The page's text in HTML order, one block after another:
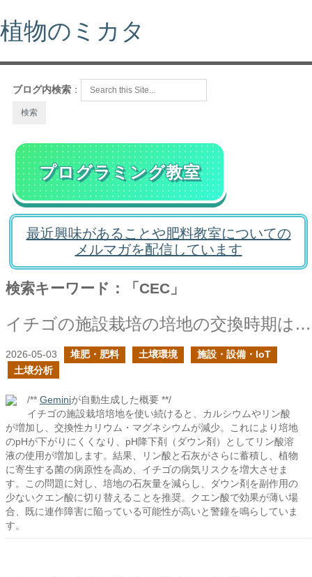
植物のミカタ
ブログ内検索 ：
プログラミング教室
最近興味があることや肥料教室についての
メルマガを配信しています
検索キーワード：「CEC」
イチゴの施設栽培の培地の交換時期はどのように判断すれば良い？の続きの続き
2026-05-03 堆肥・肥料 土壌環境
施設・設備・IoT
土壌分析
/** Geminiが自動生成した概要 **/
イチゴの施設栽培培地を使い続けると、カルシウムやリン酸
が増加し、交換性カリウム・マグネシウムが減少。これにより培地
のpHが下がりにくくなり、pH降下剤（ダウン剤）としてリン酸溶
液の使用が増加します。結果、リン酸と石灰がさらに蓄積し、植物
に寄生する菌の病原性を高め、イチゴの病気リスクを増大させま
す。この問題に対し、培地の石灰量を減らし、ダウン剤を副作用の
少ないクエン酸に切り替えることを推奨。クエン酸で効果が薄い場
合、既に連作障害に陥っている可能性が高いと警鐘を鳴らしていま
す。